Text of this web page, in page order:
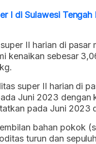
I di Sulawesi
II harian di
kenaikan sebesar
super II harian di
Juni 2023 dengan
pada Juni 2023
bahan pokok
turun dan